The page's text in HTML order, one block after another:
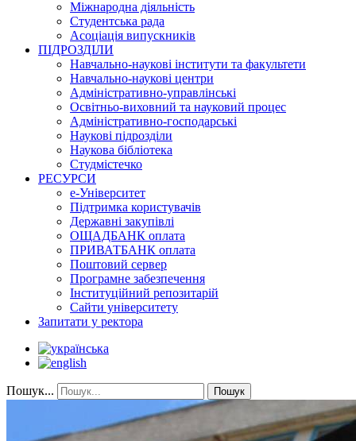
Міжнародна діяльність
Студентська рада
Асоціація випускників
ПІДРОЗДІЛИ
Навчально-наукові інститути та факультети
Навчально-наукові центри
Адміністративно-управлінські
Освітньо-виховний та науковий процес
Адміністративно-господарські
Наукові підрозділи
Наукова бібліотека
Студмістечко
РЕСУРСИ
е-Університет
Підтримка користувачів
Державні закупівлі
ОЩАДБАНК оплата
ПРИВАТБАНК оплата
Поштовий сервер
Програмне забезпечення
Інституційний репозитарій
Сайти університету
Запитати у ректора
Пошук... Пошук